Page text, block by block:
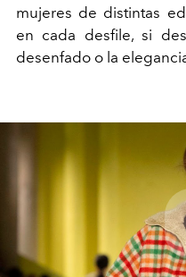
mujeres de distintas
en cada desfile, si
desenfado o la